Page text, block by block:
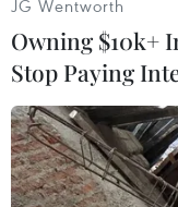
JG Wentworth
Owning $10k+
Stop Paying